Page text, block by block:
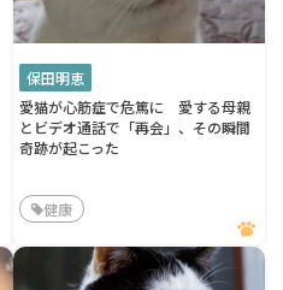
保田明恵
愛猫が心筋症で危篤に 愛する母親
とビデオ通話で「再会」、その瞬間
奇跡が起こった
健康